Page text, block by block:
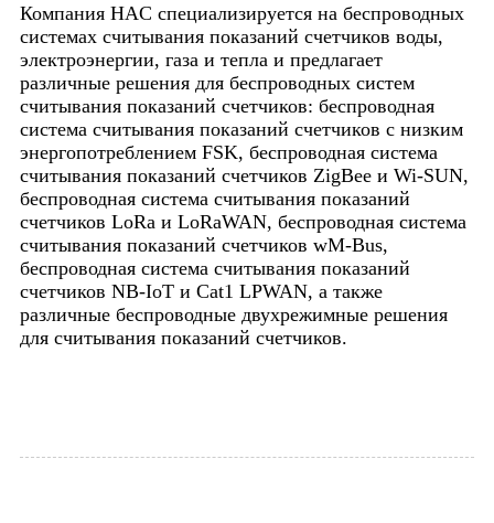
Компания HAC специализируется на беспроводных
системах считывания показаний счетчиков воды,
электроэнергии, газа и тепла и предлагает
различные решения для беспроводных систем
считывания показаний счетчиков: беспроводная
система считывания показаний счетчиков с низким
энергопотреблением FSK, беспроводная система
считывания показаний счетчиков ZigBee и Wi-SUN,
беспроводная система считывания показаний
счетчиков LoRa и LoRaWAN, беспроводная система
считывания показаний счетчиков wM-Bus,
беспроводная система считывания показаний
счетчиков NB-IoT и Cat1 LPWAN, а также
различные беспроводные двухрежимные решения
для считывания показаний счетчиков.